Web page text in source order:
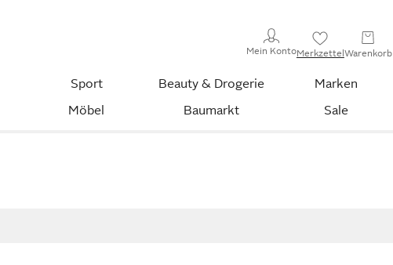
Mein KontoMerkzettelWarenkorb
Sport Beauty & Drogerie
Marken
Möbel Baumarkt Sale